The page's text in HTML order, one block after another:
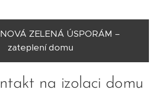
ZELENÁ ÚSPORÁM –
zateplení domu
na izolaci domu